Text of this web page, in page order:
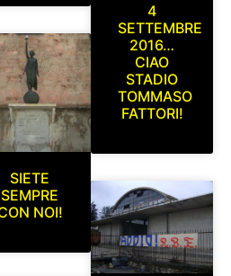
SIETE
SEMPRE
NOI!
4
SETTEMBRE
2016…
CIAO
STADIO
TOMMASO
FATTORI!